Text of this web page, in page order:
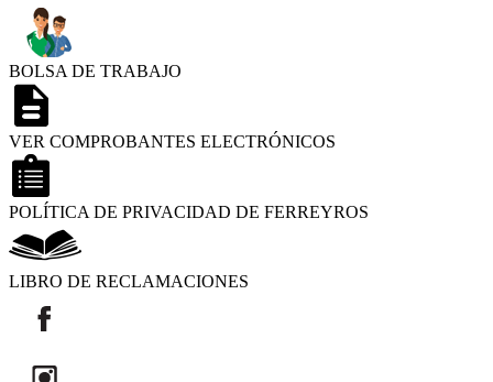
BOLSA DE TRABAJO
VER COMPROBANTES ELECTRÓNICOS
POLÍTICA DE PRIVACIDAD DE FERREYROS
LIBRO DE RECLAMACIONES